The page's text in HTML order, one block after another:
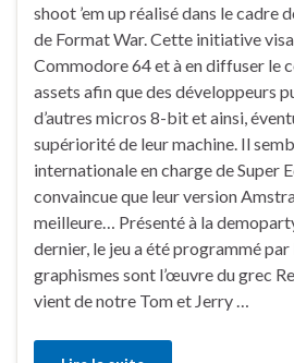
shoot ’em up réalisé dans le cadre
de Format War. Cette initiative
Commodore 64 et à en diffuser le
assets afin que des développeurs
d’autres micros 8-bit et ainsi,
supériorité de leur machine. Il
internationale en charge de Super
convaincue que leur version
meilleure… Présenté à la
dernier, le jeu a été programmé par
graphismes sont l’œuvre du grec
vient de notre Tom et Jerry …